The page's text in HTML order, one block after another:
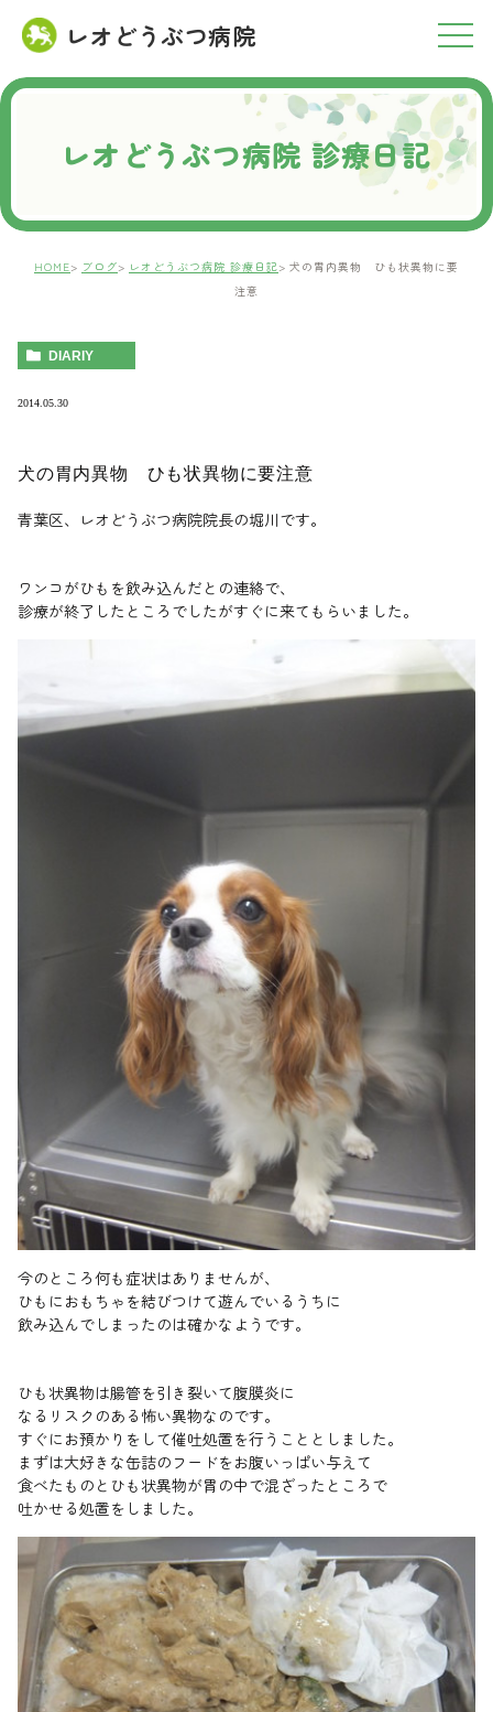
レオどうぶつ病院
RESERVATION
ご予約について
レオどうぶつ病院 診療日記
HOME ブログ レオどうぶつ病院 診療日記
犬の胃内異物 ひも状異物に要
注意
DIARIY
2014.05.30
犬の胃内異物 ひも状異物に要注意
青葉区、レオどうぶつ病院院長の堀川です。
ワンコがひもを飲み込んだとの連絡で、
診療が終了したところでしたがすぐに来てもらいました。
今のところ何も症状はありませんが、
ひもにおもちゃを結びつけて遊んでいるうちに
飲み込んでしまったのは確かなようです。
ひも状異物は腸管を引き裂いて腹膜炎に
なるリスクのある怖い異物なのです。
すぐにお預かりをして催吐処置を行うこととしました。
まずは大好きな缶詰のフードをお腹いっぱい与えて
食べたものとひも状異物が胃の中で混ざったところで
吐かせる処置をしました。